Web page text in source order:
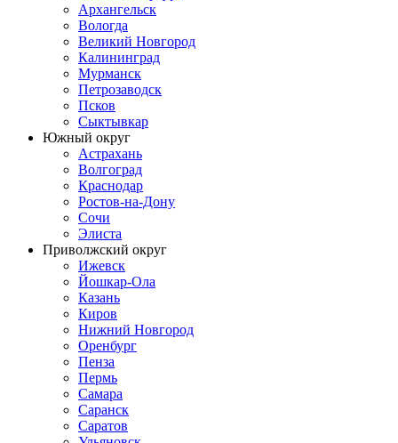
Архангельск
Вологда
Великий Новгород
Калининград
Мурманск
Петрозаводск
Псков
Сыктывкар
Южный округ
Астрахань
Волгоград
Краснодар
Ростов-на-Дону
Сочи
Элиста
Приволжский округ
Ижевск
Йошкар-Ола
Казань
Киров
Нижний Новгород
Оренбург
Пенза
Пермь
Самара
Саранск
Саратов